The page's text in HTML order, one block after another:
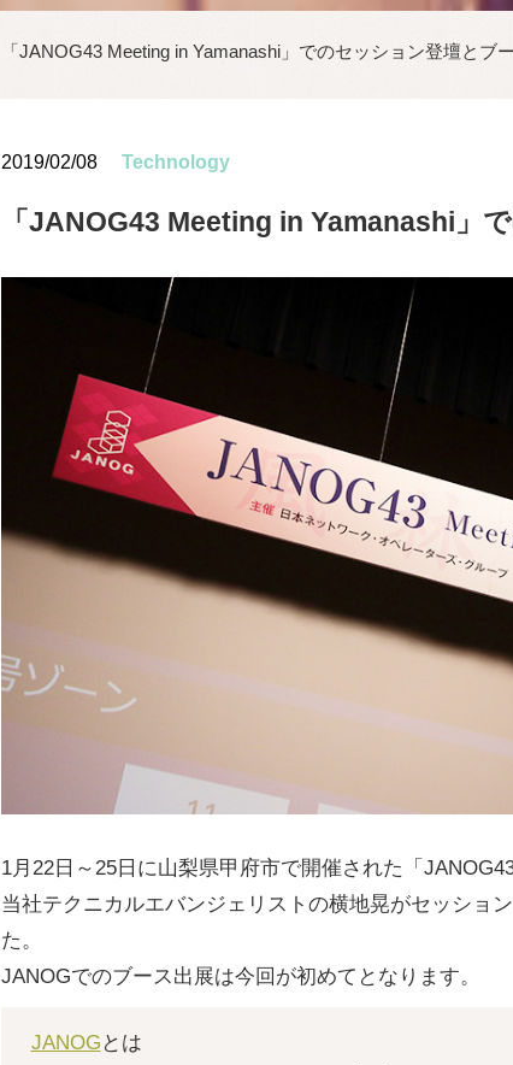
「JANOG43 Meeting in Yamanashi」でのセッション登壇とブ
2019/02/08 Technology
「JANOG43 Meeting in Yamanashi」
1月22日～25日に山梨県甲府市で開催された「
当社テクニカルエバンジェリストの横地晃がセッショ
た。
JANOGでのブース出展は今回が初めてとなります。
JANOG とは